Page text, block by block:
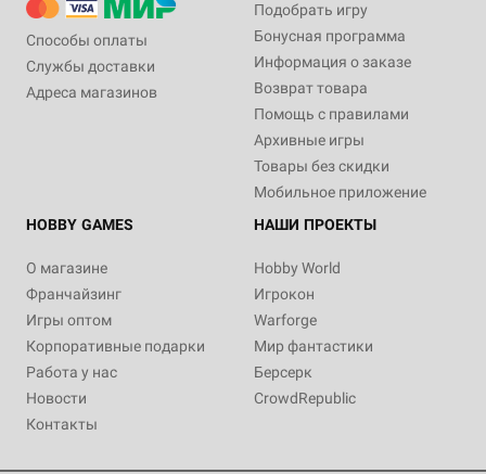
Способы оплаты
Службы доставки
Адреса магазинов
Подобрать игру
Бонусная программа
Информация о заказе
Возврат товара
Помощь с правилами
Архивные игры
Товары без скидки
Мобильное приложение
HOBBY GAMES
О магазине
Франчайзинг
Игры оптом
Корпоративные подарки
Работа у нас
Новости
Контакты
НАШИ ПРОЕКТЫ
Hobby World
Игрокон
Warforge
Мир фантастики
Берсерк
CrowdRepublic